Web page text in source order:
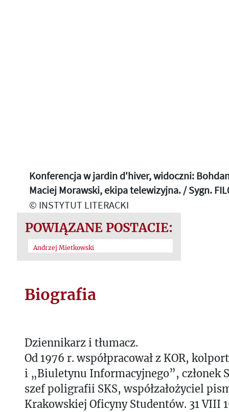
Konferencja w jardin d'hiver, widoczni:
Maciej Morawski, ekipa telewizyjna. / Sygn.
© INSTYTUT LITERACKI
POWIĄZANE POSTACIE:
Andrzej Mietkowski
Biografia
Dziennikarz i tłumacz.
Od 1976 r. współpracował z KOR,
i „Biuletynu Informacyjnego”, członek
szef poligrafii SKS, współzałożyciel
Krakowskiej Oficyny Studentów. 31 VIII